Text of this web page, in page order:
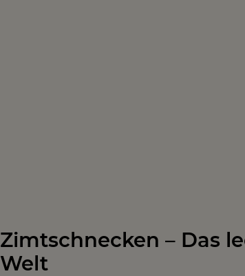
Zimtschnecken – Das
Welt